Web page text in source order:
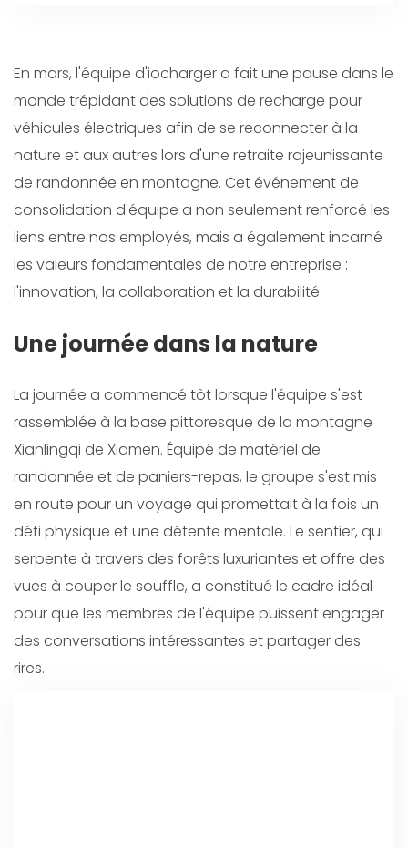
En mars, l'équipe d'iocharger a fait une pause dans le
monde trépidant des solutions de recharge pour
véhicules électriques afin de se reconnecter à la
nature et aux autres lors d'une retraite rajeunissante
de randonnée en montagne. Cet événement de
consolidation d'équipe a non seulement renforcé les
liens entre nos employés, mais a également incarné
les valeurs fondamentales de notre entreprise :
l'innovation, la collaboration et la durabilité.
Une journée dans la nature
La journée a commencé tôt lorsque l'équipe s'est
rassemblée à la base pittoresque de la montagne
Xianlingqi de Xiamen. Équipé de matériel de
randonnée et de paniers-repas, le groupe s'est mis
en route pour un voyage qui promettait à la fois un
défi physique et une détente mentale. Le sentier, qui
serpente à travers des forêts luxuriantes et offre des
vues à couper le souffle, a constitué le cadre idéal
pour que les membres de l'équipe puissent engager
des conversations intéressantes et partager des
rires.